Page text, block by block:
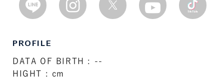
PROFILE
DATA OF BIRTH : --
HIGHT : cm